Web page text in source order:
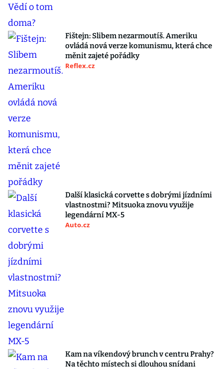
Fištejn: Slibem nezarmoutíš. Ameriku
ovládá nová verze komunismu, která chce
měnit zajeté pořádky
Reflex.cz
Další klasická corvette s dobrými jízdními
vlastnostmi? Mitsuoka znovu využije
legendární MX-5
Auto.cz
Kam na víkendový brunch v centru Prahy?
Na těchto místech si dlouhou snídani